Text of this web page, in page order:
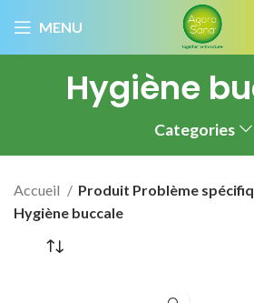
MENU
Hygiène
Categories
Accueil
Produit Problème
Hygiène buccale